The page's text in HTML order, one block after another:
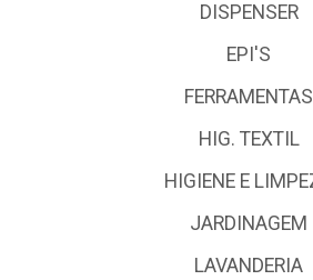
DISPENSER
EPI'S
FERRAMENTAS
HIG. TEXTIL
HIGIENE E
JARDINAGEM
LAVANDERIA